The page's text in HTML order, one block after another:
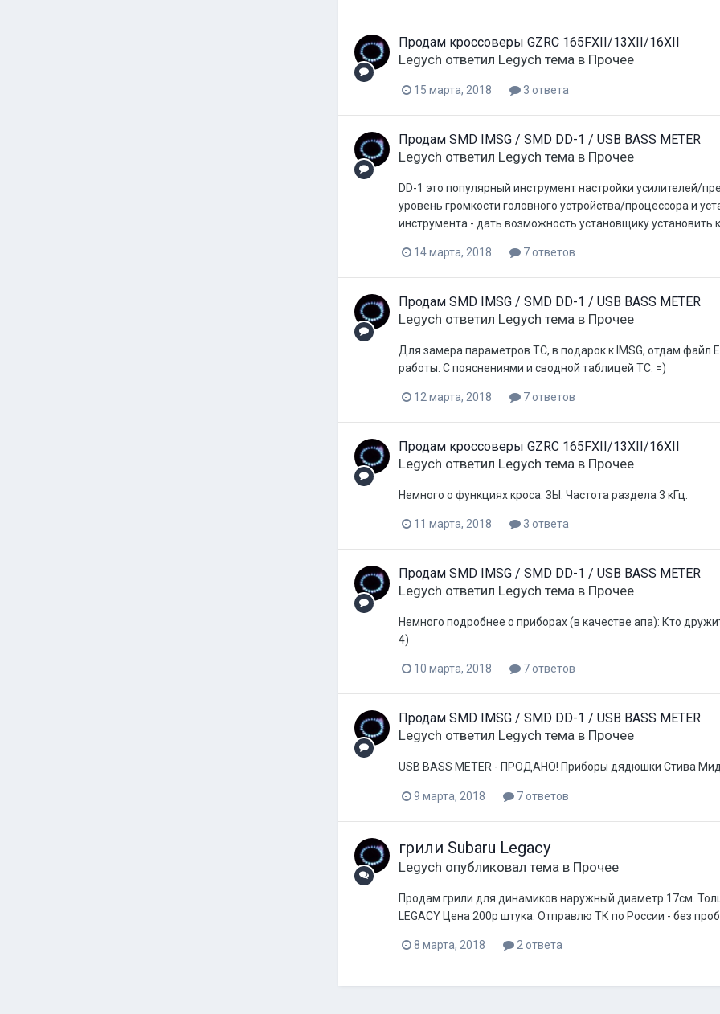
Продам кроссоверы GZRC 165FXII/13XII/16XII
Legych ответил Legych тема в Прочее
15 марта, 2018 3 ответа
Продам SMD IMSG / SMD DD-1 / USB BASS METER
Legych ответил Legych тема в Прочее
DD-1 это популярный инструмент настройки усилителей/
уровень громкости головного устройства/процессора и
инструмента - дать возможность установщику
14 марта, 2018 7 ответов
Продам SMD IMSG / SMD DD-1 / USB BASS METER
Legych ответил Legych тема в Прочее
Для замера параметров ТС, в подарок к IMSG, отдам файл
работы. С пояснениями и сводной таблицей ТС. =)
12 марта, 2018 7 ответов
Продам кроссоверы GZRC 165FXII/13XII/16XII
Legych ответил Legych тема в Прочее
Немного о функциях кроса. ЗЫ: Частота раздела 3 кГц.
11 марта, 2018 3 ответа
Продам SMD IMSG / SMD DD-1 / USB BASS METER
Legych ответил Legych тема в Прочее
Немного подробнее о приборах (в качестве апа): Кто
4)
10 марта, 2018 7 ответов
Продам SMD IMSG / SMD DD-1 / USB BASS METER
Legych ответил Legych тема в Прочее
USB BASS METER - ПРОДАНО! Приборы дядюшки Стива
9 марта, 2018 7 ответов
грили Subaru Legacy
Legych опубликовал тема в Прочее
Продам грили для динамиков наружный диаметр 17см.
LEGACY Цена 200р штука. Отправлю ТК по России - без
8 марта, 2018 2 ответа